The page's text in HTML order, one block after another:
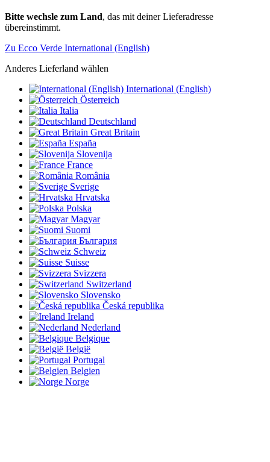
Bitte wechsle zum Land, das mit deiner Lieferadresse
übereinstimmt.
Zu Ecco Verde International (English)
Anderes Lieferland wählen
International (English)
Österreich
Italia
Deutschland
Great Britain
España
Slovenija
France
România
Sverige
Hrvatska
Polska
Magyar
Suomi
България
Schweiz
Suisse
Svizzera
Switzerland
Slovensko
Česká republika
Ireland
Nederland
Belgique
België
Portugal
Belgien
Norge